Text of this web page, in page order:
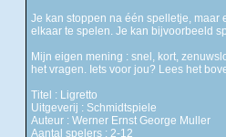
Je kan stoppen na één spelletje,
elkaar te spelen. Je kan bijvoorbeeld
Mijn eigen mening : snel, kort,
het vragen. Iets voor jou? Lees het
Titel : Ligretto
Uitgeverij : Schmidtspiele
Auteur : Werner Ernst George Muller
Aantal spelers : 2-12